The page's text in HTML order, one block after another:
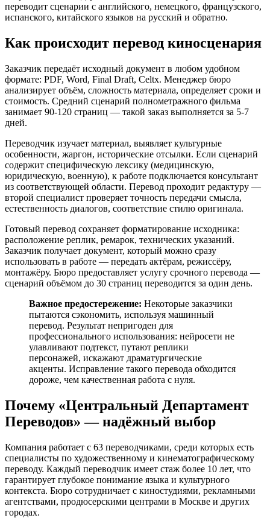
переводит сценарии с английского, немецкого, французского,
испанского, китайского языков на русский и обратно.
Как происходит перевод киносценария
Заказчик передаёт исходный документ в любом удобном
формате: PDF, Word, Final Draft, Celtx. Менеджер бюро
анализирует объём, сложность материала, определяет сроки и
стоимость. Средний сценарий полнометражного фильма
занимает 90-120 страниц — такой заказ выполняется за 5-7
дней.
Переводчик изучает материал, выявляет культурные
особенности, жаргон, исторические отсылки. Если сценарий
содержит специфическую лексику (медицинскую,
юридическую, военную), к работе подключается консультант
из соответствующей области. Перевод проходит редактуру —
второй специалист проверяет точность передачи смысла,
естественность диалогов, соответствие стилю оригинала.
Готовый перевод сохраняет форматирование исходника:
расположение реплик, ремарок, технических указаний.
Заказчик получает документ, который можно сразу
использовать в работе — передать актёрам, режиссёру,
монтажёру. Бюро предоставляет услугу срочного перевода —
сценарий объёмом до 30 страниц переводится за один день.
Важное предостережение: Некоторые заказчики
пытаются сэкономить, используя машинный
перевод. Результат непригоден для
профессионального использования: нейросети не
улавливают подтекст, путают реплики
персонажей, искажают драматургические
акценты. Исправление такого перевода обходится
дороже, чем качественная работа с нуля.
Почему «Центральный Департамент
Переводов» — надёжный выбор
Компания работает с 63 переводчиками, среди которых есть
специалисты по художественному и кинематографическому
переводу. Каждый переводчик имеет стаж более 10 лет, что
гарантирует глубокое понимание языка и культурного
контекста. Бюро сотрудничает с киностудиями, рекламными
агентствами, продюсерскими центрами в Москве и других
городах.